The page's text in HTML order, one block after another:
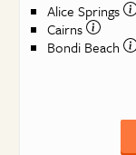
Alice Springs
Cairns
Bondi Beach